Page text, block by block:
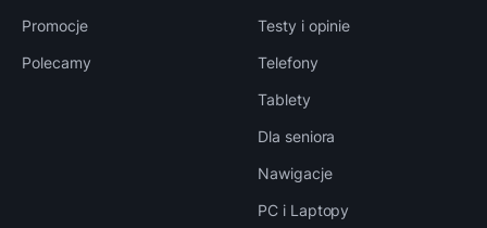
Promocje
Polecamy
Testy i opinie
Telefony
Tablety
Dla seniora
Nawigacje
PC i Laptopy